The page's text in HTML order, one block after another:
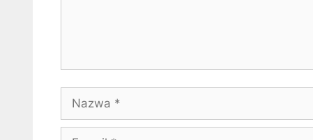
Nazwa